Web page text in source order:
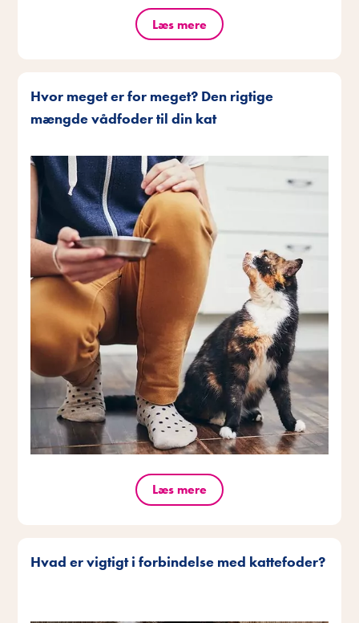
Læs mere
Hvor meget er for meget? Den rigtige
mængde vådfoder til din kat
Læs mere
Hvad er vigtigt i forbindelse med kattefoder?